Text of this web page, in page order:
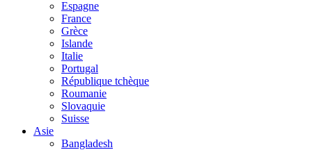
Espagne
France
Grèce
Islande
Italie
Portugal
République tchèque
Roumanie
Slovaquie
Suisse
Asie
Bangladesh